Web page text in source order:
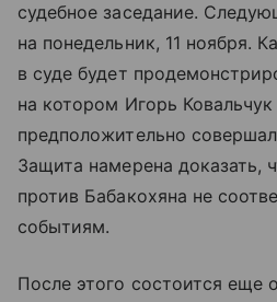
судебное заседание.
на понедельник, 11 ноября.
в суде будет
на котором Игорь Ковальчук
предположительно
Защита намерена доказать,
против Бабакохяна не
событиям.
После этого состоится еще